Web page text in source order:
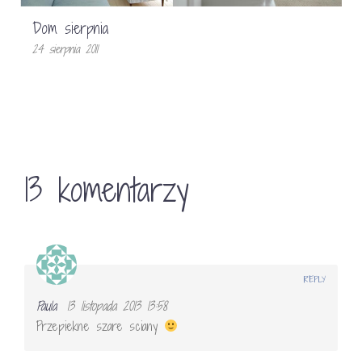
Dom sierpnia
24 sierpnia 2011
13 komentarzy
Paula
13 listopada 2013 13:58
Przepiekne szare sciany
REPLY